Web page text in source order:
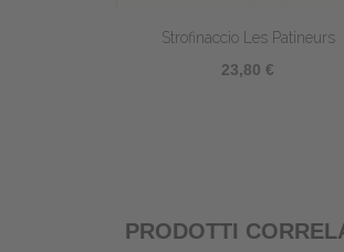
Strofinaccio Les Patineurs
23,80 €
PRODOTTI